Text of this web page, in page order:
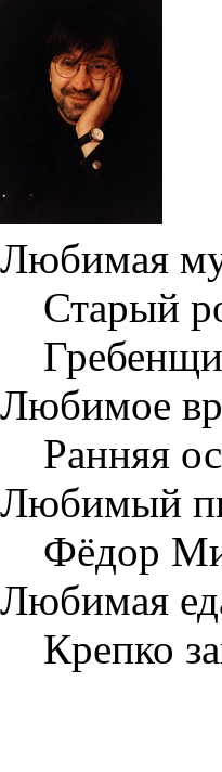
Любимая
Старый
Любимое
Ранняя
Любимый
Фёдор
Любимая
Крепко